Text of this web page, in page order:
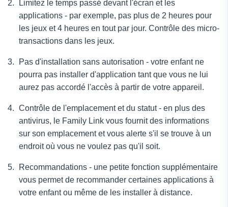
Limitez le temps passé devant l'écran et les
applications - par exemple, pas plus de 2 heures pour
les jeux et 4 heures en tout par jour. Contrôle des micro-
transactions dans les jeux.
Pas d'installation sans autorisation - votre enfant ne
pourra pas installer d'application tant que vous ne lui
aurez pas accordé l'accès à partir de votre appareil.
Contrôle de l'emplacement et du statut - en plus des
antivirus, le Family Link vous fournit des informations
sur son emplacement et vous alerte s'il se trouve à un
endroit où vous ne voulez pas qu'il soit.
Recommandations - une petite fonction supplémentaire
vous permet de recommander certaines applications à
votre enfant ou même de les installer à distance.